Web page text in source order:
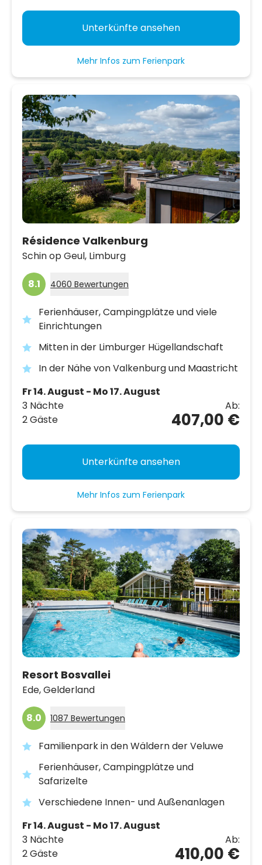
Unterkünfte ansehen
Mehr Infos zum Ferienpark
Résidence Valkenburg
Schin op Geul, Limburg
8.1 4060 Bewertungen
Ferienhäuser, Campingplätze und viele
Einrichtungen
Mitten in der Limburger Hügellandschaft
In der Nähe von Valkenburg und Maastricht
Fr 14. August - Mo 17. August
3 Nächte
2 Gäste
Ab:
407,00 €
Unterkünfte ansehen
Mehr Infos zum Ferienpark
Resort Bosvallei
Ede,Gelderland
8.0 1087 Bewertungen
Familienpark in den Wäldern der Veluwe
Ferienhäuser, Campingplätze und
Safarizelte
Verschiedene Innen- und Außenanlagen
Fr 14. August - Mo 17. August
3 Nächte
2 Gäste
Ab:
410,00 €